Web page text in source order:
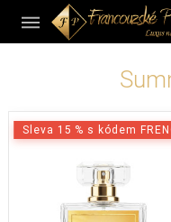
Sleva 15 % s kódem